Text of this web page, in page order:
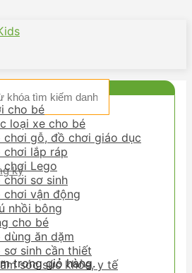
ký
trong giỏ hàng.
cho bé
loại xe cho bé
gỗ, đồ chơi giáo dục
lắp ráp
Lego
sơ sinh
vận động
nhồi bông
cho bé
ăn dặm
sinh cần thiết
sóc sức khỏe, y tế